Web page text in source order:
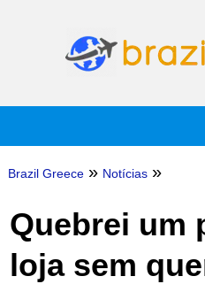
Brazil Greece » Notícias »
Quebrei um
loja sem